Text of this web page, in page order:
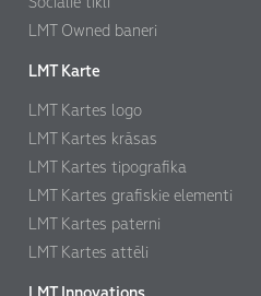
LMT Owned baneri
LMT Karte
LMT Kartes logo
LMT Kartes krāsas
LMT Kartes tipografika
LMT Kartes grafiskie elementi
LMT Kartes paterni
LMT Kartes attēli